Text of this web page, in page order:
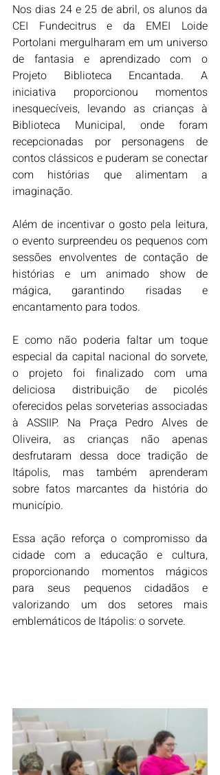
Nos dias 24 e 25 de abril, os alunos da
CEI Fundecitrus e da EMEI Loide
Portolani mergulharam em um universo
de fantasia e aprendizado com o
Projeto Biblioteca Encantada. A
iniciativa proporcionou momentos
inesquecíveis, levando as crianças à
Biblioteca Municipal, onde foram
recepcionadas por personagens de
contos clássicos e puderam se conectar
com histórias que alimentam a
imaginação.
Além de incentivar o gosto pela leitura,
o evento surpreendeu os pequenos com
sessões envolventes de contação de
histórias e um animado show de
mágica, garantindo risadas e
encantamento para todos.
E como não poderia faltar um toque
especial da capital nacional do sorvete,
o projeto foi finalizado com uma
deliciosa distribuição de picolés
oferecidos pelas sorveterias associadas
à ASSIIP. Na Praça Pedro Alves de
Oliveira, as crianças não apenas
desfrutaram dessa doce tradição de
Itápolis, mas também aprenderam
sobre fatos marcantes da história do
município.
Essa ação reforça o compromisso da
cidade com a educação e cultura,
proporcionando momentos mágicos
para seus pequenos cidadãos e
valorizando um dos setores mais
emblemáticos de Itápolis: o sorvete.